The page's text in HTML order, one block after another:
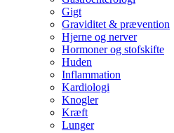
Gigt
Graviditet & prævention
Hjerne og nerver
Hormoner og stofskifte
Huden
Inflammation
Kardiologi
Knogler
Kræft
Lunger